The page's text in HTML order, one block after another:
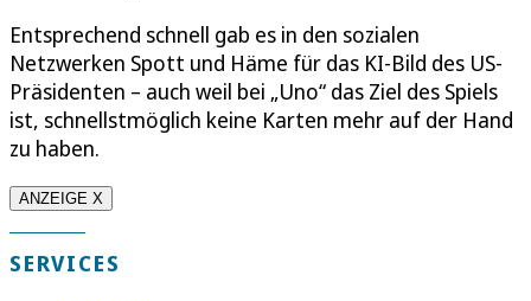
Entsprechend schnell gab es in den sozialen
Netzwerken Spott und Häme für das KI-Bild des US-
Präsidenten – auch weil bei „Uno“ das Ziel des Spiels
ist, schnellstmöglich keine Karten mehr auf der Hand
zu haben.
ANZEIGE X
SERVICES